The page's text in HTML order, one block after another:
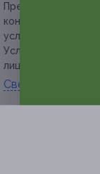
Предупреждаем о
консультации у
услугам и
Услуга
лицам.
Свернуть